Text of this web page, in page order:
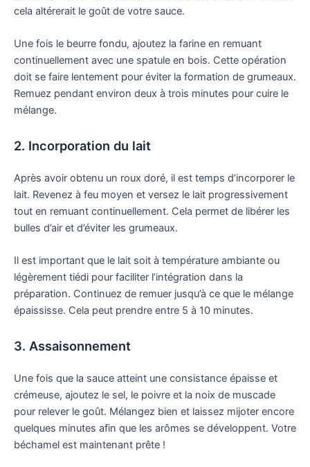
cela altérerait le goût de votre sauce.
Une fois le beurre fondu, ajoutez la farine en remuant
continuellement avec une spatule en bois. Cette opération
doit se faire lentement pour éviter la formation de grumeaux.
Remuez pendant environ deux à trois minutes pour cuire le
mélange.
2. Incorporation du lait
Après avoir obtenu un roux doré, il est temps d’incorporer le
lait. Revenez à feu moyen et versez le lait progressivement
tout en remuant continuellement. Cela permet de libérer les
bulles d’air et d’éviter les grumeaux.
Il est important que le lait soit à température ambiante ou
légèrement tiédi pour faciliter l’intégration dans la
préparation. Continuez de remuer jusqu’à ce que le mélange
épaississe. Cela peut prendre entre 5 à 10 minutes.
3. Assaisonnement
Une fois que la sauce atteint une consistance épaisse et
crémeuse, ajoutez le sel, le poivre et la noix de muscade
pour relever le goût. Mélangez bien et laissez mijoter encore
quelques minutes afin que les arômes se développent. Votre
béchamel est maintenant prête !